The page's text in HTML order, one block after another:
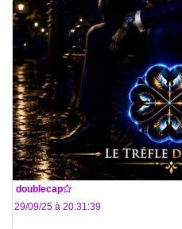
doublecap
Le 29/09/25 à 20:31:39